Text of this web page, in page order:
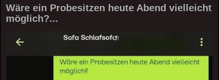
Wäre ein Probesitzen heute Abend vielleicht
möglich?...